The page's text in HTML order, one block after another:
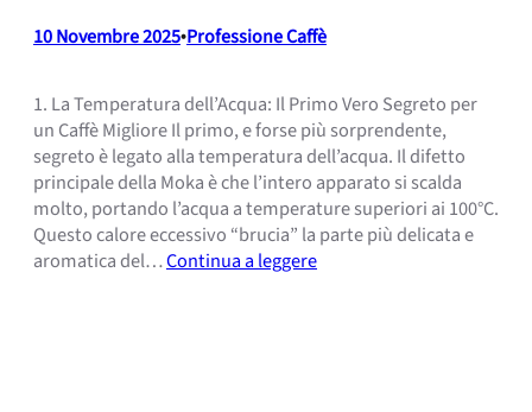
10 Novembre 2025•Professione Caffè
1. La Temperatura dell’Acqua: Il Primo Vero Segreto per
un Caffè Migliore Il primo, e forse più sorprendente,
segreto è legato alla temperatura dell’acqua. Il difetto
principale della Moka è che l’intero apparato si scalda
molto, portando l’acqua a temperature superiori ai 100°C.
Questo calore eccessivo “brucia” la parte più delicata e
aromatica del…Continua a leggere